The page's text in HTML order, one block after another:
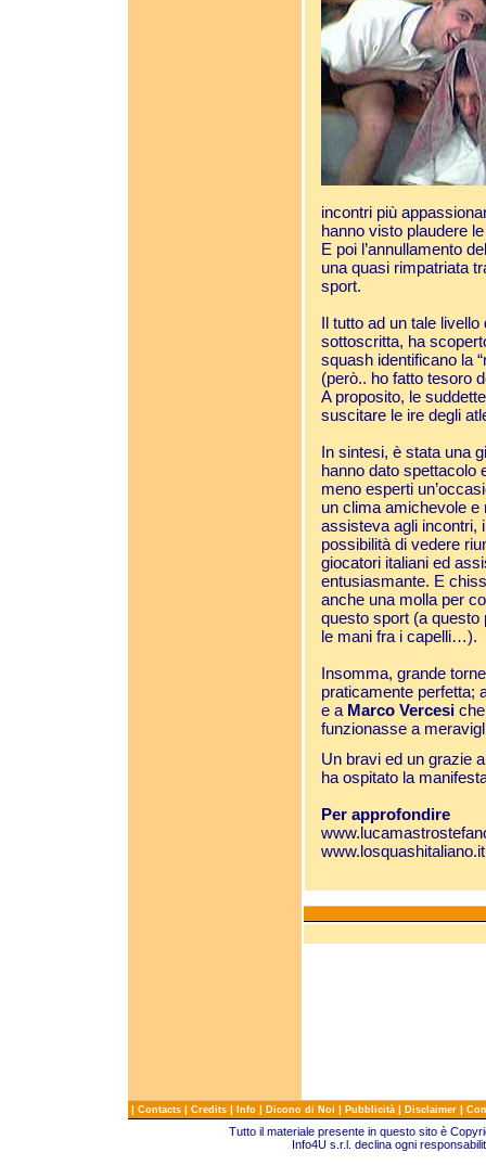
incontri più
hanno visto plaudere
E poi l’annullamento
una quasi rimpatriata
sport.
Il tutto ad un tale
sottoscritta, ha
squash identificano la
(però.. ho fatto tesoro
A proposito, le
suscitare le ire degli
In sintesi, è stata una
hanno dato spettacolo
meno esperti
un clima amichevole e
assisteva agli incontri,
possibilità di vedere
giocatori italiani ed
entusiasmante. E
anche una molla per
questo sport (a
le mani fra i capelli…).
Insomma, grande
praticamente perfetta;
e a Marco Vercesi
funzionasse a
Un bravi ed un grazie
ha ospitato la
Per approfondire
www.losquashitaliano.it
| Contacts | Credits | Info | Dicono di Noi | Pubblicità | Disclaimer |
Tutto il materiale presente in questo sito è
Info4U s.r.l. declina ogni